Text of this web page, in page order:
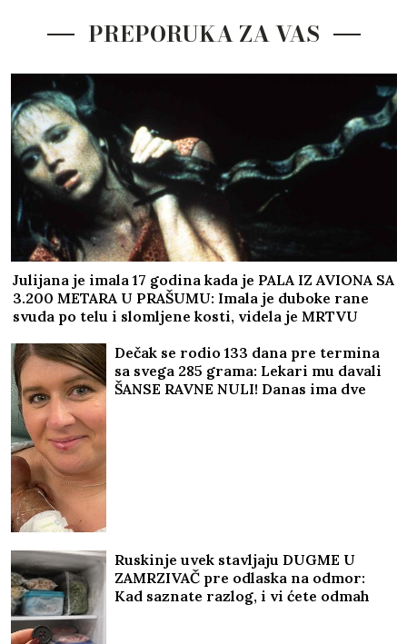
PREPORUKA ZA VAS
Julijana je imala 17 godina kada je PALA IZ AVIONA SA
3.200 METARA U PRAŠUMU: Imala je duboke rane
svuda po telu i slomljene kosti, videla je MRTVU
Dečak se rodio 133 dana pre termina
sa svega 285 grama: Lekari mu davali
ŠANSE RAVNE NULI! Danas ima dve
Ruskinje uvek stavljaju DUGME U
ZAMRZIVAČ pre odlaska na odmor:
Kad saznate razlog, i vi ćete odmah